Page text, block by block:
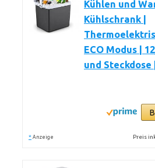
Kühlen und
Kühlschrank |
ECO Modus |
und
* Anzeige Preis